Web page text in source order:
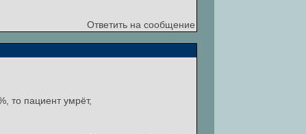
Ответить на сообщение
то пациент умрёт,